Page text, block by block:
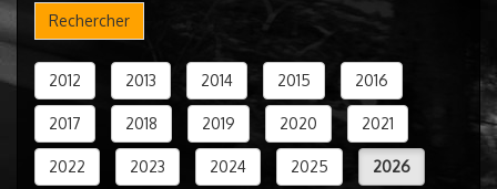
Rechercher
2012 2013 2014 2015 2016
2017 2018 2019 2020 2021
2022 2023 2024 2025 2026